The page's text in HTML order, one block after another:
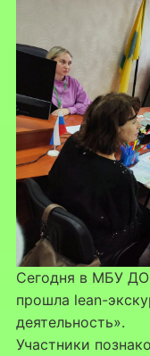
Сегодня в МБУ
прошла lean-
деятельность».
Участники